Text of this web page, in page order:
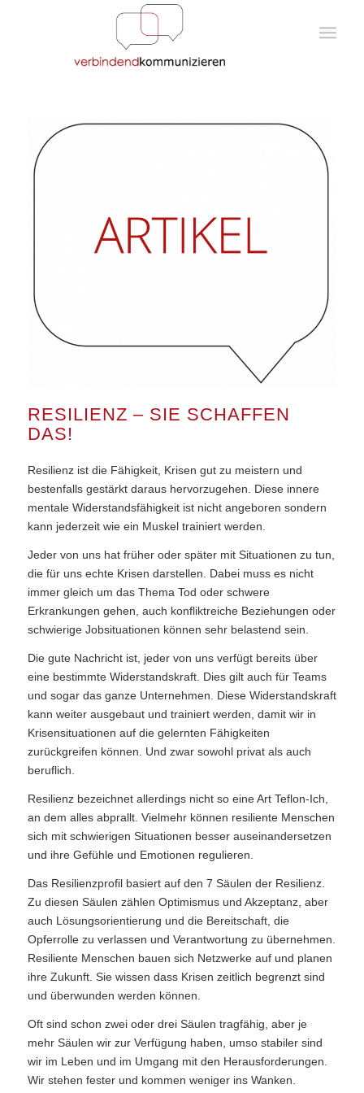
RESILIENZ – SIE SCHAFFEN
DAS!
Resilienz ist die Fähigkeit, Krisen gut zu meistern und
bestenfalls gestärkt daraus hervorzugehen. Diese innere
mentale Widerstandsfähigkeit ist nicht angeboren sondern
kann jederzeit wie ein Muskel trainiert werden.
Jeder von uns hat früher oder später mit Situationen zu tun,
die für uns echte Krisen darstellen. Dabei muss es nicht
immer gleich um das Thema Tod oder schwere
Erkrankungen gehen, auch konfliktreiche Beziehungen oder
schwierige Jobsituationen können sehr belastend sein.
Die gute Nachricht ist, jeder von uns verfügt bereits über
eine bestimmte Widerstandskraft. Dies gilt auch für Teams
und sogar das ganze Unternehmen. Diese Widerstandskraft
kann weiter ausgebaut und trainiert werden, damit wir in
Krisensituationen auf die gelernten Fähigkeiten
zurückgreifen können. Und zwar sowohl privat als auch
beruflich.
Resilienz bezeichnet allerdings nicht so eine Art Teflon-Ich,
an dem alles abprallt. Vielmehr können resiliente Menschen
sich mit schwierigen Situationen besser auseinandersetzen
und ihre Gefühle und Emotionen regulieren.
Das Resilienzprofil basiert auf den 7 Säulen der Resilienz.
Zu diesen Säulen zählen Optimismus und Akzeptanz, aber
auch Lösungsorientierung und die Bereitschaft, die
Opferrolle zu verlassen und Verantwortung zu übernehmen.
Resiliente Menschen bauen sich Netzwerke auf und planen
ihre Zukunft. Sie wissen dass Krisen zeitlich begrenzt sind
und überwunden werden können.
Oft sind schon zwei oder drei Säulen tragfähig, aber je
mehr Säulen wir zur Verfügung haben, umso stabiler sind
wir im Leben und im Umgang mit den Herausforderungen.
Wir stehen fester und kommen weniger ins Wanken.